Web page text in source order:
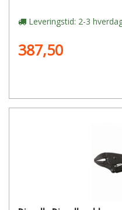
Leveringstid: 2-3
387,50